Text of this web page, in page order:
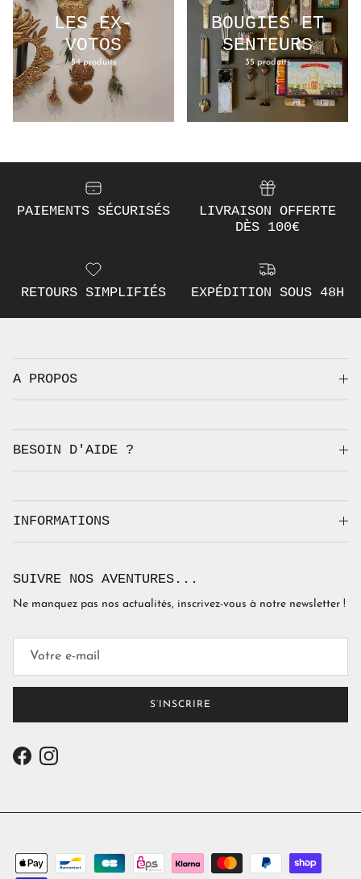
LES EX-
VOTOS
54 produits
BOUGIES ET
SENTEURS
35 produits
PAIEMENTS SÉCURISÉS
LIVRAISON OFFERTE
DÈS 100€
RETOURS SIMPLIFIÉS EXPÉDITION SOUS 48H
A PROPOS
BESOIN D'AIDE ?
INFORMATIONS
SUIVRE NOS AVENTURES...
Ne manquez pas nos actualités, inscrivez-vous à notre newsletter !
S’INSCRIRE
FacebookInstagram